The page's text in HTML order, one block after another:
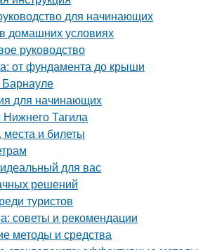
для начинающих
домашних условиях
руководство
от фундамента до крыши
для начинающих
Тагила
и билеты
для вас
решений
туристов
советы и рекомендации
методы и средства